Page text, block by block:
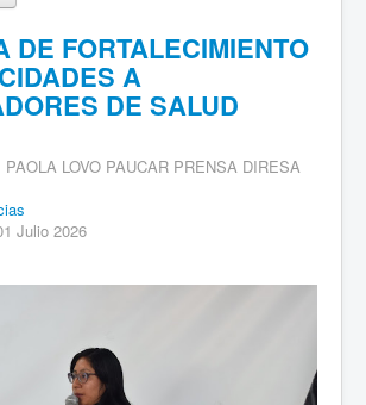
DE FORTALECIMIENTO
A
DE SALUD
PAOLA LOVO PAUCAR PRENSA DIRESA
Julio 2026